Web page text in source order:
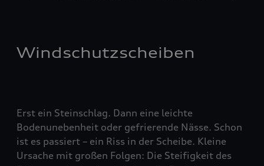
Windschutzscheiben
Erst ein Steinschlag. Dann eine leichte
Bodenunebenheit oder gefrierende Nässe. Schon
ist es passiert – ein Riss in der Scheibe. Kleine
Ursache mit großen Folgen: Die Steifigkeit des